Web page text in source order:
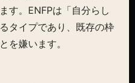
す。ENFPは「自分らし
タイプであり、既存の枠
を嫌います。